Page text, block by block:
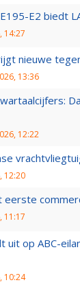
E2 biedt
14:27
nieuwe
13:36
12:22
12:20
eerste
11:17
uit op ABC-
10:24